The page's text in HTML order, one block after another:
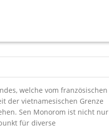
welche vom französischen
der vietnamesischen Grenze
Sen Monorom ist nicht nur
für diverse